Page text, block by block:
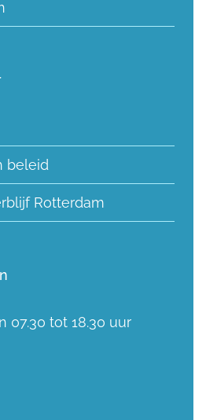
beleid
Rotterdam
07.30 tot 18.30 uur